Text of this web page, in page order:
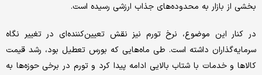
بخشی از بازار به محدوده‌های جذاب ارزشی رسیده است.
در کنار این موضوع، نرخ تورم نیز نقش تعیین‌کننده‌ای در تغییر نگاه
سرمایه‌گذاران داشته است. طی ماه‌هایی که بورس تعطیل بود، رشد قیمت
کالاها و خدمات با شتاب بالایی ادامه پیدا کرد و تورم در برخی حوزه‌ها به